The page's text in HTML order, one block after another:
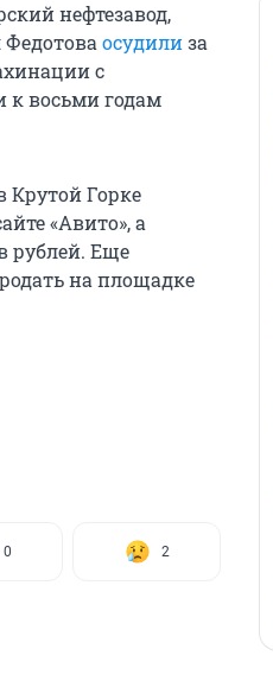
нефтезавод,
Федотова осудилиза
с
к восьми годам
Крутой Горке
«Авито», а
рублей. Еще
на площадке
0 2